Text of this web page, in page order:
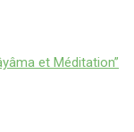
et Méditation”